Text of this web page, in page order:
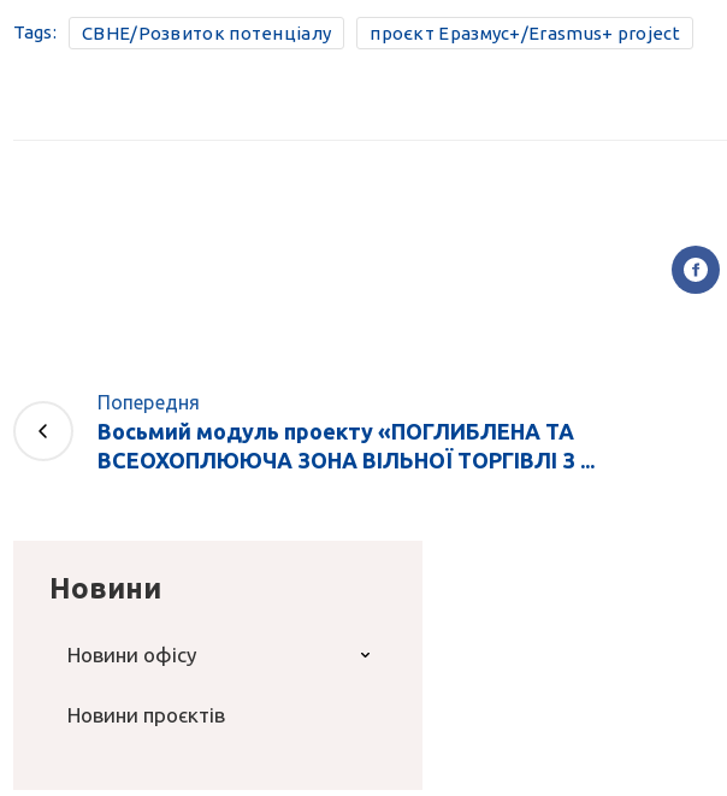
Tags: CBHE/Розвиток потенціалу проєкт Еразмус+/Erasmus+ project
Попередня
Восьмий модуль проекту «ПОГЛИБЛЕНА ТА
ВСЕОХОПЛЮЮЧА ЗОНА ВІЛЬНОЇ ТОРГІВЛІ З ...
Новини
Новини офісу
Новини проєктів